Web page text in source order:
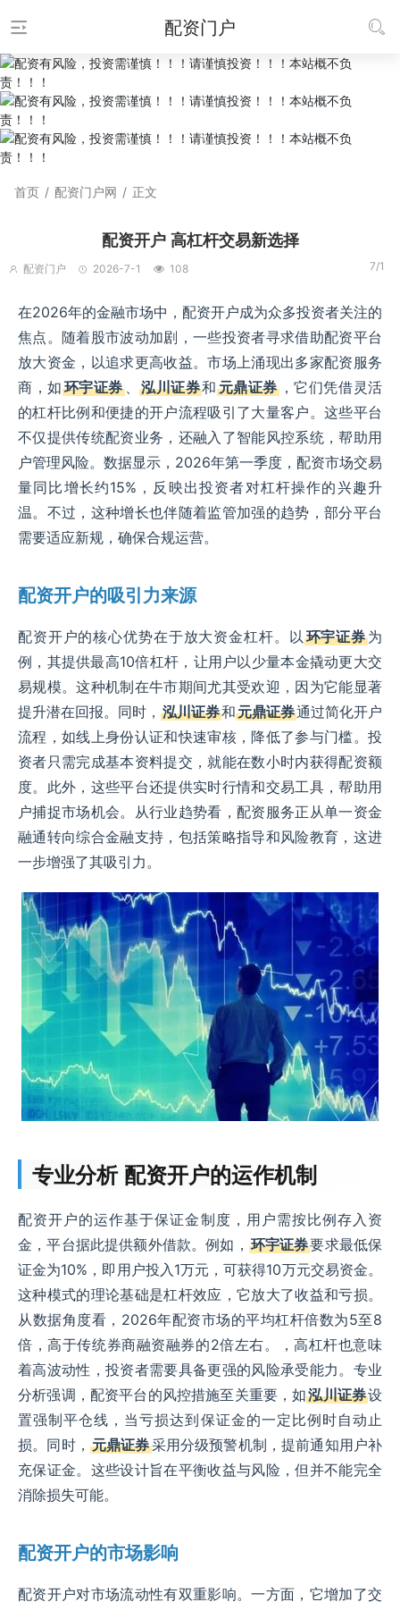
配资门户
首页 / 配资门户网 / 正文
配资开户 高杠杆交易新选择
配资门户 2026-7-1 108 7/1
在2026年的金融市场中，配资开户成为众多投资者关注的
焦点。随着股市波动加剧，一些投资者寻求借助配资平台
放大资金，以追求更高收益。市场上涌现出多家配资服务
商，如环宇证券、泓川证券和元鼎证券，它们凭借灵活
的杠杆比例和便捷的开户流程吸引了大量客户。这些平台
不仅提供传统配资业务，还融入了智能风控系统，帮助用
户管理风险。数据显示，2026年第一季度，配资市场交易
量同比增长约15%，反映出投资者对杠杆操作的兴趣升
温。不过，这种增长也伴随着监管加强的趋势，部分平台
需要适应新规，确保合规运营。
配资开户的吸引力来源
配资开户的核心优势在于放大资金杠杆。以环宇证券为
例，其提供最高10倍杠杆，让用户以少量本金撬动更大交
易规模。这种机制在牛市期间尤其受欢迎，因为它能显著
提升潜在回报。同时， 泓川证券和元鼎证券通过简化开户
流程，如线上身份认证和快速审核，降低了参与门槛。投
资者只需完成基本资料提交，就能在数小时内获得配资额
度。此外，这些平台还提供实时行情和交易工具，帮助用
户捕捉市场机会。从行业趋势看，配资服务正从单一资金
融通转向综合金融支持，包括策略指导和风险教育，这进
一步增强了其吸引力。
专业分析 配资开户的运作机制
配资开户的运作基于保证金制度，用户需按比例存入资
金，平台据此提供额外借款。例如， 环宇证券要求最低保
证金为10%，即用户投入1万元，可获得10万元交易资金。
这种模式的理论基础是杠杆效应，它放大了收益和亏损。
从数据角度看，2026年配资市场的平均杠杆倍数为5至8
倍，高于传统券商融资融券的2倍左右。，高杠杆也意味
着高波动性，投资者需要具备更强的风险承受能力。专业
分析强调，配资平台的风控措施至关重要，如泓川证券设
置强制平仓线，当亏损达到保证金的一定比例时自动止
损。同时， 元鼎证券采用分级预警机制，提前通知用户补
充保证金。这些设计旨在平衡收益与风险，但并不能完全
消除损失可能。
配资开户的市场影响
配资开户对市场流动性有双重影响。一方面，它增加了交